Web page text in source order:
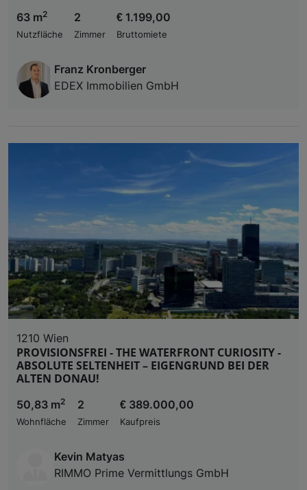
63 m2
Nutzfläche
2
Zimmer
€ 1.199,00
Bruttomiete
Franz Kronberger
EDEX Immobilien GmbH
1210 Wien
PROVISIONSFREI - THE WATERFRONT CURIOSITY -
ABSOLUTE SELTENHEIT – EIGENGRUND BEI DER
ALTEN DONAU!
50,83 m2
Wohnfläche
2
Zimmer
€ 389.000,00
Kaufpreis
Kevin Matyas
RIMMO Prime Vermittlungs GmbH